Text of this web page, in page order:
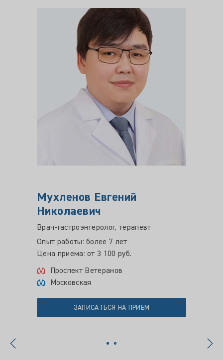
Мухленов Евгений
Николаевич
Врач-гастроэнтеролог, терапевт
Опыт работы: более 7 лет
Цена приема: от 3 100 руб.
Проспект Ветеранов
Московская
ЗАПИСАТЬСЯ НА ПРИЕМ